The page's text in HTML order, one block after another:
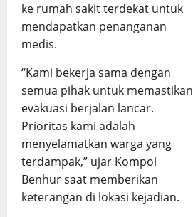
ke rumah sakit terdekat untuk
mendapatkan penanganan
medis.
“Kami bekerja sama dengan
semua pihak untuk memastikan
evakuasi berjalan lancar.
Prioritas kami adalah
menyelamatkan warga yang
terdampak,” ujar Kompol
Benhur saat memberikan
keterangan di lokasi kejadian.